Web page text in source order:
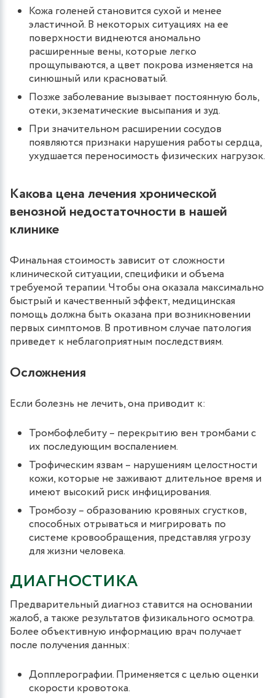
Кожа голеней становится сухой и менее
эластичной. В некоторых ситуациях на ее
поверхности виднеются аномально
расширенные вены, которые легко
прощупываются, а цвет покрова изменяется на
синюшный или красноватый.
Позже заболевание вызывает постоянную боль,
отеки, экзематические высыпания и зуд.
При значительном расширении сосудов
появляются признаки нарушения работы сердца,
ухудшается переносимость физических нагрузок.
Какова цена лечения хронической
венозной недостаточности в нашей
клинике
Финальная стоимость зависит от сложности
клинической ситуации, специфики и объема
требуемой терапии. Чтобы она оказала максимально
быстрый и качественный эффект, медицинская
помощь должна быть оказана при возникновении
первых симптомов. В противном случае патология
приведет к неблагоприятным последствиям.
Осложнения
Если болезнь не лечить, она приводит к:
Тромбофлебиту – перекрытию вен тромбами с
их последующим воспалением.
Трофическим язвам – нарушениям целостности
кожи, которые не заживают длительное время и
имеют высокий риск инфицирования.
Тромбозу – образованию кровяных сгустков,
способных отрываться и мигрировать по
системе кровообращения, представляя угрозу
для жизни человека.
ДИАГНОСТИКА
Предварительный диагноз ставится на основании
жалоб, а также результатов физикального осмотра.
Более объективную информацию врач получает
после получения данных:
Допплерографии. Применяется с целью оценки
скорости кровотока.